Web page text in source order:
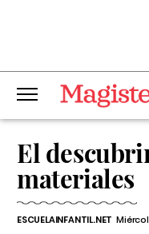
El
materiales
ESCUELAINFANTIL.NET